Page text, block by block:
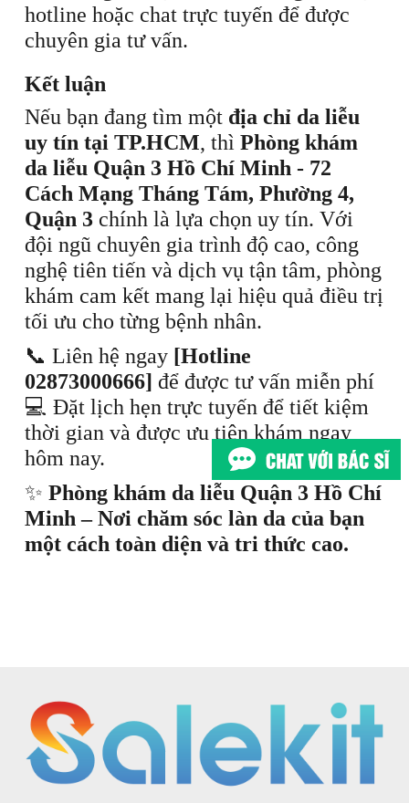
hotline hoặc chat trực tuyến để được
chuyên gia tư vấn.
Kết luận
Nếu bạn đang tìm một địa chỉ da liễu
uy tín tại TP.HCM, thì Phòng khám
da liễu Quận 3 Hồ Chí Minh - 72
Cách Mạng Tháng Tám, Phường 4,
Quận 3 chính là lựa chọn uy tín. Với
đội ngũ chuyên gia trình độ cao, công
nghệ tiên tiến và dịch vụ tận tâm, phòng
khám cam kết mang lại hiệu quả điều trị
tối ưu cho từng bệnh nhân.
📞 Liên hệ ngay [Hotline
02873000666] để được tư vấn miễn phí
💻 Đặt lịch hẹn trực tuyến để tiết kiệm
thời gian và được ưu tiên khám ngay
hôm nay.
✨ Phòng khám da liễu Quận 3 Hồ Chí
Minh – Nơi chăm sóc làn da của bạn
một cách toàn diện và tri thức cao.